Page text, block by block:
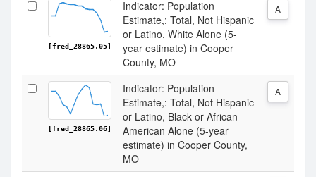
[fred_28865.05]
Indicator: Population
Estimate,: Total, Not Hispanic
or Latino, White Alone (5-
year estimate) in Cooper
County, MO
A
[fred_28865.06]
Indicator: Population
Estimate,: Total, Not Hispanic
or Latino, Black or African
American Alone (5-year
estimate) in Cooper County,
MO
A